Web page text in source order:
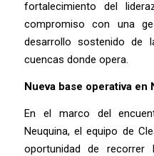
fortalecimiento del
compromiso con una
desarrollo sostenido de
cuencas donde opera.
Nueva base operativa en
En el marco del
Neuquina, el equipo de
oportunidad de